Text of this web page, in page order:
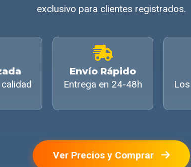
exclusivo para clientes registrados.
Envío Rápido
Entrega en 24-48h
Ver Precios y Comprar